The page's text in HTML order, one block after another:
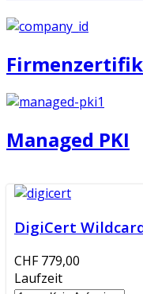
Managed PKI
DigiCert
CHF 779,00
Laufzeit